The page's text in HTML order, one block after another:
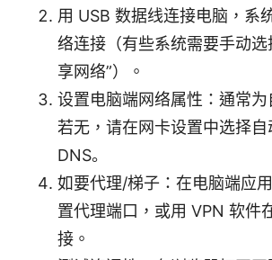
用 USB 数据线连接电脑，系
络连接（有些系统需要手动选
享网络”）。
设置电脑端网络属性：通常为
若无，请在网卡设置中选择
DNS。
如要代理/梯子：在电脑端应
置代理端口，或用 VPN 软件
接。